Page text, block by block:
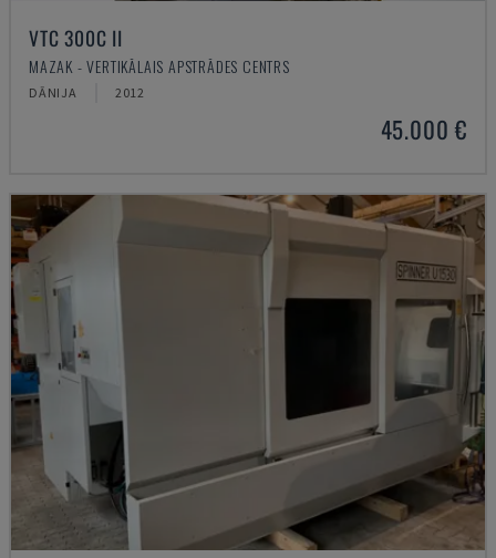
VTC 300C II
MAZAK - VERTIKĀLAIS APSTRĀDES CENTRS
DĀNIJA 2012
45.000 €